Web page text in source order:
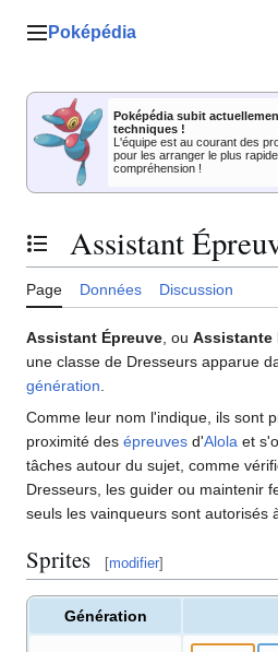
Menu principal
Poképédia
Poképédia subit
techniques !
L'équipe est au courant des
pour les arranger le plus
compréhension !
Basculer la table des matières
Assistant
Page Données Discussion
Assistant Épreuve , ou Assistante
une classe de Dresseurs apparue
génération
Comme leur nom l'indique, ils sont
proximité des épreuves d'Alola et
tâches autour du sujet, comme
Dresseurs, les guider ou maintenir
seuls les vainqueurs sont autorisés
Sprites [modifier]
Génération